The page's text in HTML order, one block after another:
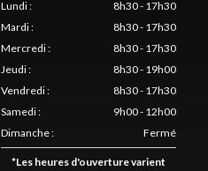
Lundi:
8h30 - 17h30
Mardi:
8h30 - 17h30
Mercredi:
8h30 - 17h30
Jeudi:
8h30 - 19h00
Vendredi:
8h30 - 17h30
Samedi:
9h00 - 12h00
Dimanche: Fermé
*Les heures d'ouverture varient